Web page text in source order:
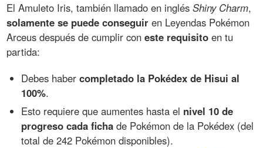
El Amuleto Iris, también llamado en inglésShiny Charm,
solamente se puede conseguir en Leyendas Pokémon
Arceus después de cumplir coneste requisito en tu
partida:
Debes habercompletado la Pokédex de Hisui al
100%.
Esto requiere que aumentes hasta el nivel 10 de
progreso cada ficha de Pokémon de la Pokédex (del
total de 242 Pokémon disponibles).